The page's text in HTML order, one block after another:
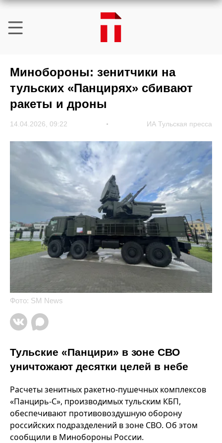
Минобороны: зенитчики на
тульских «Панцирях» сбивают
ракеты и дроны
14.04.2026, 09:22 ИА Тульская пресса
Фото: SM News
Тульские «Панцири» в зоне СВО
уничтожают десятки целей в небе
Расчеты зенитных ракетно-пушечных комплексов
«Панцирь-С», производимых тульским КБП,
обеспечивают противовоздушную оборону
российских подразделений в зоне СВО. Об этом
сообщили в Минобороны России.